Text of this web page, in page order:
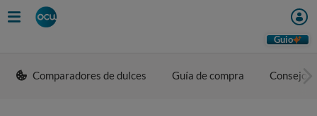
Guio
Comparadores de dulces Guía de compra Consejos